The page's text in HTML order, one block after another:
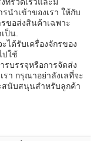
นําเข้าของเรา ให้กับ
รขอส่งสินค้าเฉพาะ
ป็น.
ได้รับเครื่องจักรของ
ปใช้
รบรรจุหรือการจัดส่ง
รา กรุณาอย่าลังเลที่จะ
สนับสนุนสําหรับลูกค้า